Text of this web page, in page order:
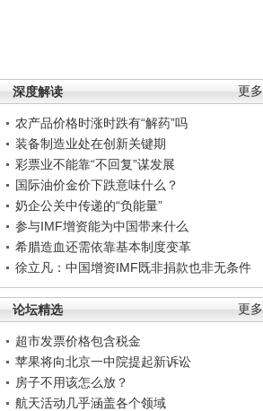
更多
深度解读
农产品价格时涨时跌有“解药”吗
装备制造业处在创新关键期
彩票业不能靠“不回复”谋发展
国际油价金价下跌意味什么？
奶企公关中传递的“负能量”
参与IMF增资能为中国带来什么
希腊造血还需依靠基本制度变革
徐立凡：中国增资IMF既非捐款也非无条件
更多
论坛精选
超市发票价格包含税金
苹果将向北京一中院提起新诉讼
房子不用该怎么放？
航天活动几乎涵盖各个领域